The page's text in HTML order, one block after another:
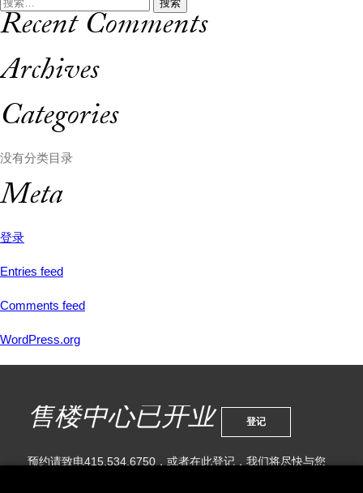
导
航
索：
Recent Comments
Archives
Categories
没有分类目录
Meta
登录
Entries feed
Comments feed
WordPress.org
售楼中心已开业 登记
预约请致电415.534.6750，或者在此登记，我们将尽快与您